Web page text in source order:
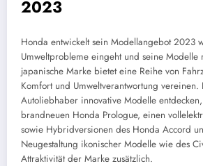
2023
Honda entwickelt sein Modellangebot 2023
Umweltprobleme eingeht und seine
japanische Marke bietet eine Reihe von
Komfort und Umweltverantwortung vereinen.
Autoliebhaber innovative Modelle
brandneuen Honda Prologue, einen
sowie Hybridversionen des Honda Accord
Neugestaltung ikonischer Modelle wie des
Attraktivität der Marke zusätzlich.